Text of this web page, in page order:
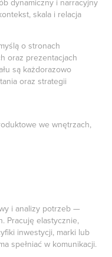
dynamiczny i narracyjny
skala i relacja
o stronach
oraz prezentacjach
są każdorazowo
oraz strategii
we wnętrzach,
i analizy potrzeb —
Pracuję elastycznie,
inwestycji, marki lub
spełniać w komunikacji.